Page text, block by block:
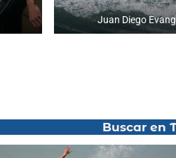
Juan Diego
Buscar en